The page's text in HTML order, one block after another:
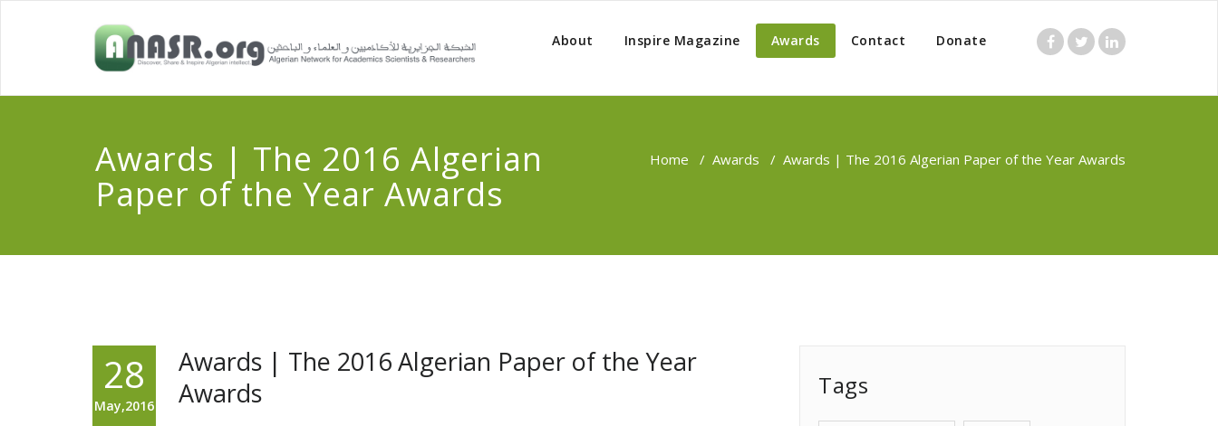
About Inspire Magazine Awards Contact Donate
Awards | The 2016 Algerian
Paper of the Year Awards
Home / Awards / Awards | The 2016 Algerian Paper of the Year Awards
28
May,2016
Awards | The 2016 Algerian Paper of the Year
Awards
Tags